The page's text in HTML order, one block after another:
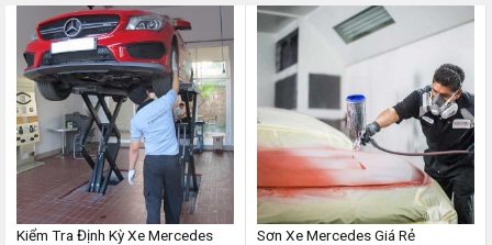
Kiểm Tra Định Kỳ Xe Mercedes Sơn Xe Mercedes Giá Rẻ